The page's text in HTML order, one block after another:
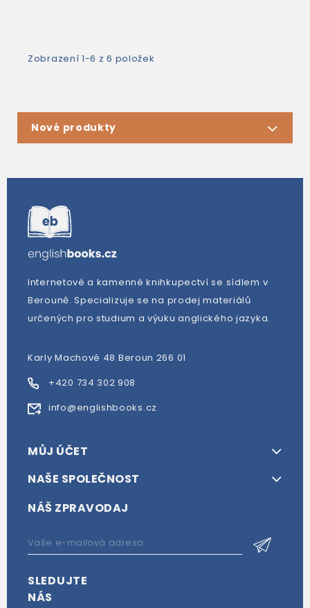
Zobrazení 1-6 z 6 položek
Nové produkty
Internetové a kamenné knihkupectví se sídlem v
Berouně. Specializuje se na prodej materiálů
určených pro studium a výuku anglického jazyka.
Karly Machové 48 Beroun 266 01
+420 734 302 908
info@englishbooks.cz
MŮJ ÚČET
NAŠE SPOLEČNOST
NÁŠ ZPRAVODAJ
SLEDUJTE
NÁS